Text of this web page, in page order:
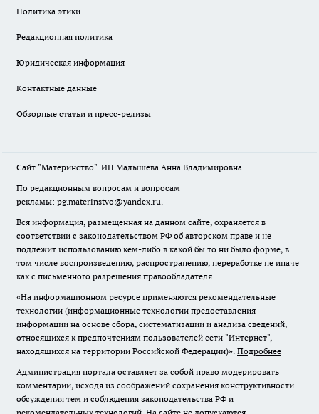
Политика этики
Редакционная политика
Юридическая информация
Контактные данные
Обзорные статьи и пресс-релизы
Сайт "Материнство". ИП Малышева Анна Владимировна.
По редакционным вопросам и вопросам
рекламы: pg.materinstvo@yandex.ru.
Вся информация, размещенная на данном сайте, охраняется в
соответствии с законодательством РФ об авторском праве и не
подлежит использованию кем-либо в какой бы то ни было форме, в
том числе воспроизведению, распространению, переработке не иначе
как с письменного разрешения правообладателя.
«На информационном ресурсе применяются рекомендательные
технологии (информационные технологии предоставления
информации на основе сбора, систематизации и анализа сведений,
относящихся к предпочтениям пользователей сети "Интернет",
находящихся на территории Российской Федерации)». Подробнее
Администрация портала оставляет за собой право модерировать
комментарии, исходя из соображений сохранения конструктивности
обсуждения тем и соблюдения законодательства РФ и